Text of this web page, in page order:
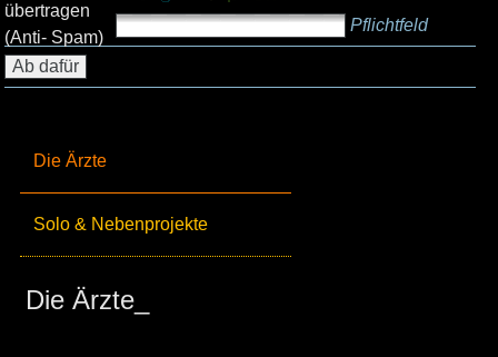
Die Ärzte
Solo & Nebenprojekte
Die Ärzte_
übertragen
(Anti- Spam)
Pflichtfeld